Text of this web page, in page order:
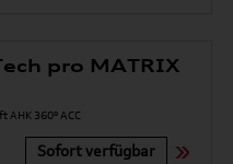
pro MATRIX
Sofort verfügbar